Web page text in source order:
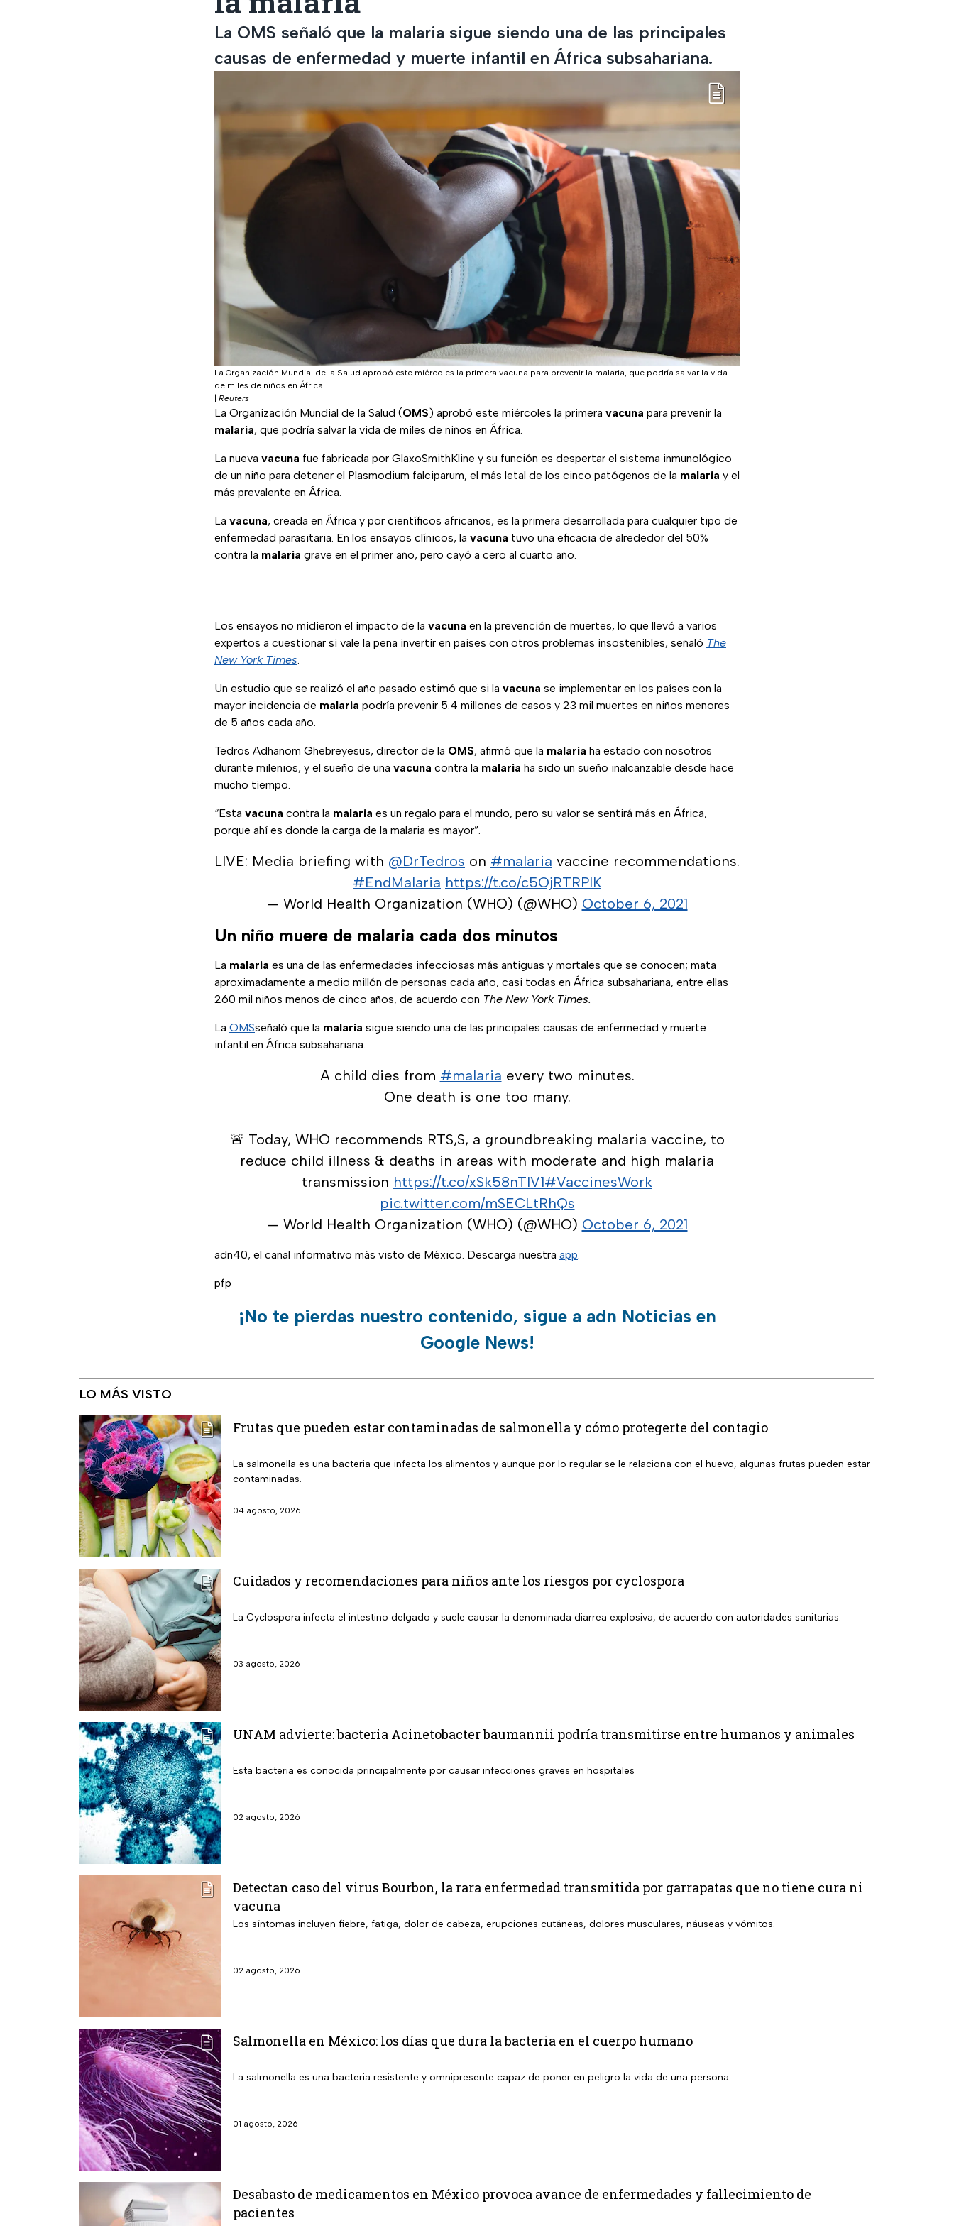
La OMS señaló que la malaria sigue siendo una de las principales
causas de enfermedad y muerte infantil en África subsahariana.
La Organización Mundial de la Salud aprobó este miércoles la primera vacuna para prevenir la malaria, que podría salvar la vida
de miles de niños en África.
Reuters
La Organización Mundial de la Salud (OMS) aprobó este miércoles la primera vacuna para prevenir la
malaria, que podría salvar la vida de miles de niños en África.
La nueva vacuna fue fabricada por GlaxoSmithKline y su función es despertar el sistema inmunológico
de un niño para detener el Plasmodium falciparum, el más letal de los cinco patógenos de la malaria y el
más prevalente en África.
La vacuna, creada en África y por científicos africanos, es la primera desarrollada para cualquier tipo de
enfermedad parasitaria. En los ensayos clínicos, la vacuna tuvo una eficacia de alrededor del 50%
contra la malaria grave en el primer año, pero cayó a cero al cuarto año.
Los ensayos no midieron el impacto de la vacuna en la prevención de muertes, lo que llevó a varios
expertos a cuestionar si vale la pena invertir en países con otros problemas insostenibles, señaló The
New York Times.
Un estudio que se realizó el año pasado estimó que si la vacuna se implementar en los países con la
mayor incidencia de malaria podría prevenir 5.4 millones de casos y 23 mil muertes en niños menores
de 5 años cada año.
Tedros Adhanom Ghebreyesus, director de la OMS, afirmó que la malaria ha estado con nosotros
durante milenios, y el sueño de una vacuna contra la malaria ha sido un sueño inalcanzable desde hace
mucho tiempo.
“Esta vacuna contra la malaria es un regalo para el mundo, pero su valor se sentirá más en África,
porque ahí es donde la carga de la malaria es mayor”.
LIVE: Media briefing with @DrTedros on #malaria vaccine recommendations.
#EndMalaria https://t.co/c5OjRTRPlK
— World Health Organization (WHO) (@WHO) October 6, 2021
Un niño muere de malaria cada dos minutos
La malaria es una de las enfermedades infecciosas más antiguas y mortales que se conocen; mata
aproximadamente a medio millón de personas cada año, casi todas en África subsahariana, entre ellas
260 mil niños menos de cinco años, de acuerdo con The New York Times.
La OMSseñaló que la malaria sigue siendo una de las principales causas de enfermedad y muerte
infantil en África subsahariana.
A child dies from #malaria every two minutes.
One death is one too many.
🚨 Today, WHO recommends RTS,S, a groundbreaking malaria vaccine, to
reduce child illness & deaths in areas with moderate and high malaria
transmission https://t.co/xSk58nTIV1#VaccinesWork
pic.twitter.com/mSECLtRhQs
— World Health Organization (WHO) (@WHO) October 6, 2021
adn40, el canal informativo más visto de México. Descarga nuestra app.
pfp
¡No te pierdas nuestro contenido, sigue a adn Noticias en
Google News!
LO MÁS VISTO
Frutas que pueden estar contaminadas de salmonella y cómo protegerte del contagio
La salmonella es una bacteria que infecta los alimentos y aunque por lo regular se le relaciona con el huevo, algunas frutas pueden estar
contaminadas.
04 agosto, 2026
Cuidados y recomendaciones para niños ante los riesgos por cyclospora
La Cyclospora infecta el intestino delgado y suele causar la denominada diarrea explosiva, de acuerdo con autoridades sanitarias.
03 agosto, 2026
UNAM advierte: bacteria Acinetobacter baumannii podría transmitirse entre humanos y animales
Esta bacteria es conocida principalmente por causar infecciones graves en hospitales
02 agosto, 2026
Detectan caso del virus Bourbon, la rara enfermedad transmitida por garrapatas que no tiene cura ni
vacuna
Los síntomas incluyen fiebre, fatiga, dolor de cabeza, erupciones cutáneas, dolores musculares, náuseas y vómitos.
02 agosto, 2026
Salmonella en México: los días que dura la bacteria en el cuerpo humano
La salmonella es una bacteria resistente y omnipresente capaz de poner en peligro la vida de una persona
01 agosto, 2026
Desabasto de medicamentos en México provoca avance de enfermedades y fallecimiento de
pacientes